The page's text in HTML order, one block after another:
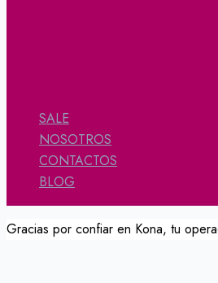
SALE
NOSOTROS
CONTACTOS
BLOG
Gracias por confiar en Kona, tu